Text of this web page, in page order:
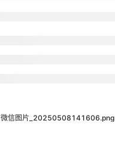
微信图片_20250508141606.png